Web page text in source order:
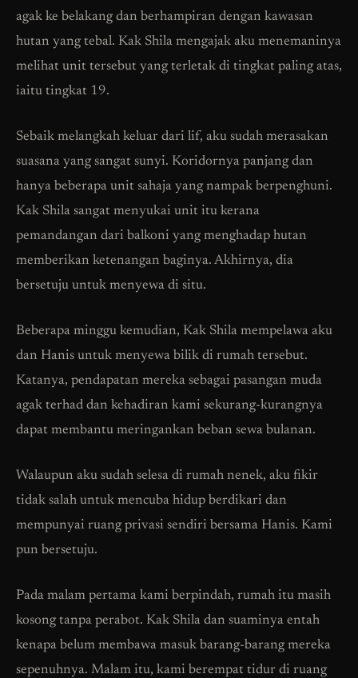
agak ke belakang dan berhampiran dengan kawasan
hutan yang tebal. Kak Shila mengajak aku menemaninya
melihat unit tersebut yang terletak di tingkat paling atas,
iaitu tingkat 19.
Sebaik melangkah keluar dari lif, aku sudah merasakan
suasana yang sangat sunyi. Koridornya panjang dan
hanya beberapa unit sahaja yang nampak berpenghuni.
Kak Shila sangat menyukai unit itu kerana
pemandangan dari balkoni yang menghadap hutan
memberikan ketenangan baginya. Akhirnya, dia
bersetuju untuk menyewa di situ.
Beberapa minggu kemudian, Kak Shila mempelawa aku
dan Hanis untuk menyewa bilik di rumah tersebut.
Katanya, pendapatan mereka sebagai pasangan muda
agak terhad dan kehadiran kami sekurang-kurangnya
dapat membantu meringankan beban sewa bulanan.
Walaupun aku sudah selesa di rumah nenek, aku fikir
tidak salah untuk mencuba hidup berdikari dan
mempunyai ruang privasi sendiri bersama Hanis. Kami
pun bersetuju.
Pada malam pertama kami berpindah, rumah itu masih
kosong tanpa perabot. Kak Shila dan suaminya entah
kenapa belum membawa masuk barang-barang mereka
sepenuhnya. Malam itu, kami berempat tidur di ruang